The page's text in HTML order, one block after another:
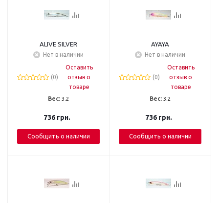
ALIVE SILVER
Нет в наличии
(0)
Оставить
отзыв о
товаре
Вес: 3.2
736грн.
Сообщить о наличии
AYAYA
Нет в наличии
(0)
Оставить
отзыв о
товаре
Вес: 3.2
736грн.
Сообщить о наличии